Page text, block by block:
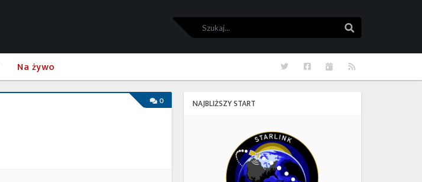
Szukaj
Na żywo RSS
Kalendarze
Facebook
Twitter
0 NAJBLIŻSZY START